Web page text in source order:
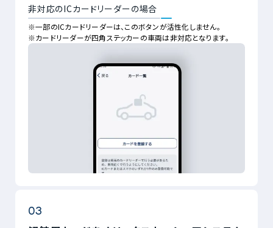
非対応のICカードリーダーの場合
※一部のICカードリーダーは、このボタンが活性化しません。
※カードリーダーが四角ステッカーの車両は非対応となります。